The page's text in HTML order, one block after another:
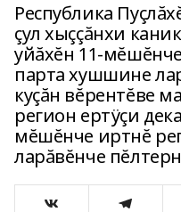
Республика
çул хыççăнхи
уйăхĕн 11-
парта хушшине
куçăн вĕрентĕве
регион ертÿçи
мĕшĕнче иртнĕ
ларăвĕнче